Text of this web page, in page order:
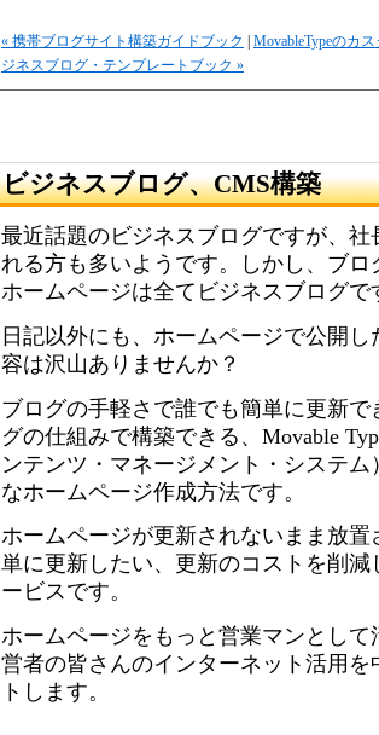
« 携帯ブログサイト構築ガイドブック | MovableTypeのカ
ジネスブログ・テンプレートブック »
ビジネスブログ、CMS構築
最近話題のビジネスブログですが、
れる方も多いようです。しかし、ブ
ホームページは全てビジネスブログで
日記以外にも、ホームページで公開
容は沢山ありませんか？
ブログの手軽さで誰でも簡単に更新
グの仕組みで構築できる、Movable
ンテンツ・マネージメント・システ
なホームページ作成方法です。
ホームページが更新されないまま放
単に更新したい、更新のコストを削
ービスです。
ホームページをもっと営業マンとし
営者の皆さんのインターネット活用
トします。